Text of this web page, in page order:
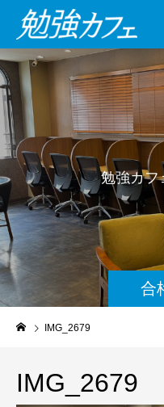
合
勉強カフェ
IMG_2679
IMG_2679